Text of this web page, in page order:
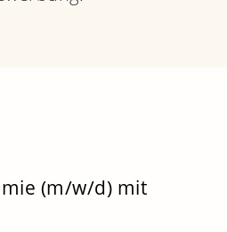
(m/w/d) mit